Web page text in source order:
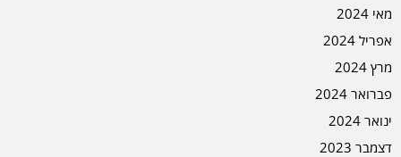
מאי 2024
אפריל 2024
מרץ 2024
פברואר 2024
ינואר 2024
דצמבר 2023